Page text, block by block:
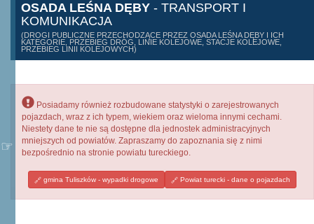
OSADA LEŚNA DĘBY - TRANSPORT I
KOMUNIKACJA
(DROGI PUBLICZNE PRZECHODZĄCE PRZEZ OSADA LEŚNA DĘBY I ICH
KATEGORIE, PRZEBIEG DRÓG, LINIE KOLEJOWE, STACJE KOLEJOWE,
PRZEBIEG LINII KOLEJOWYCH)
Posiadamy również rozbudowane statystyki o zarejestrowanych
pojazdach, wraz z ich typem, wiekiem oraz wieloma innymi cechami.
Niestety dane te nie są dostępne dla jednostek administracyjnych
mniejszych od powiatów. Zapraszamy do zapoznania się z nimi
bezpośrednio na stronie powiatu tureckiego.
gmina Tuliszków - wypadki drogowe Powiat turecki - dane o pojazdach